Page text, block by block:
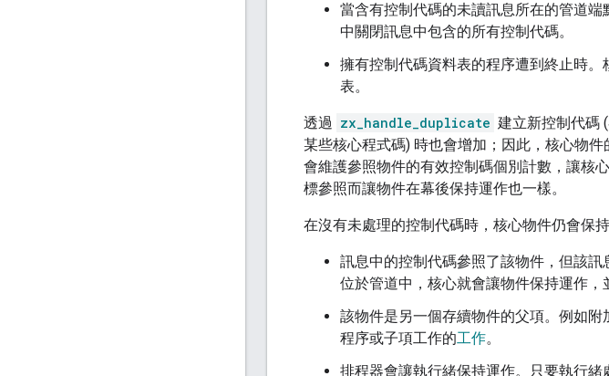
當含有控制代碼的未讀訊息所在的管道
中關閉訊息中包含的所有控制代碼。
擁有控制代碼資料表的程序遭到終止時
表。
透過 zx_handle_duplicate 建立新控制代碼
某些核心程式碼) 時也會增加；因此，核心物
會維護參照物件的有效控制碼個別計數，讓核
標參照而讓物件在幕後保持運作也一樣。
在沒有未處理的控制代碼時，核心物件仍會保
訊息中的控制代碼參照了該物件，但該訊
位於管道中，核心就會讓物件保持運作，
該物件是另一個存續物件的父項。例如附
程序或子項工作的工作。
排程器會讓執行緒保持運作。只要執行